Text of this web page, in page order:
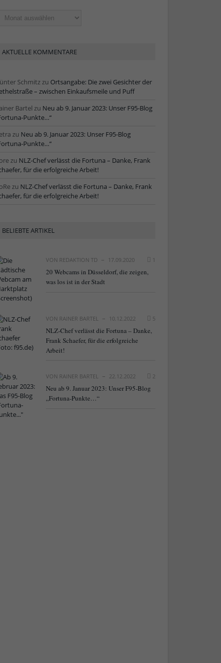
AKTUELLE KOMMENTARE
Schmitzzu Ortsangabe: Die zwei Gesichter der
– zwischen Einkaufsmeile und Puff
Bartel zu Neu ab 9. Januar 2023: Unser F95-Blog
Punkte…“
zu Neu ab 9. Januar 2023: Unser F95-Blog
Punkte…“
zu NLZ-Chef verlässt die Fortuna – Danke, Frank
für die erfolgreiche Arbeit!
zu NLZ-Chef verlässt die Fortuna – Danke, Frank
für die erfolgreiche Arbeit!
BELIEBTE ARTIKEL
VON REDAKTION TD 17.09.2020 1
20 Webcams in Düsseldorf, die zeigen,
was los ist in der Stadt
VON RAINER BARTEL 10.12.2022 5
NLZ-Chef verlässt die Fortuna – Danke,
Frank Schaefer, für die erfolgreiche
Arbeit!
VON RAINER BARTEL 22.12.2022 2
Neu ab 9. Januar 2023: Unser F95-Blog
„Fortuna-Punkte…“